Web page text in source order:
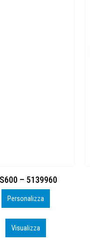
ricamate in HD
Personalizza
Visualizza